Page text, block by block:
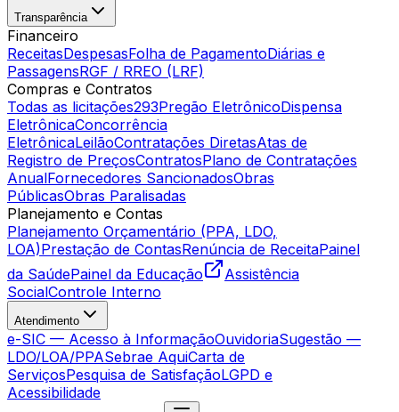
Transparência
Financeiro
ReceitasDespesasFolha de PagamentoDiárias e
PassagensRGF / RREO (LRF)
Compras e Contratos
Todas as licitações293Pregão EletrônicoDispensa
EletrônicaConcorrência
EletrônicaLeilãoContratações DiretasAtas de
Registro de PreçosContratosPlano de Contratações
AnualFornecedores SancionadosObras
PúblicasObras Paralisadas
Planejamento e Contas
Planejamento Orçamentário (PPA, LDO,
LOA)Prestação de ContasRenúncia de ReceitaPainel
da SaúdePainel da Educação
Assistência
SocialControle Interno
Atendimento
e-SIC — Acesso à InformaçãoOuvidoriaSugestão —
LDO/LOA/PPASebrae AquiCarta de
ServiçosPesquisa de SatisfaçãoLGPD e
Acessibilidade